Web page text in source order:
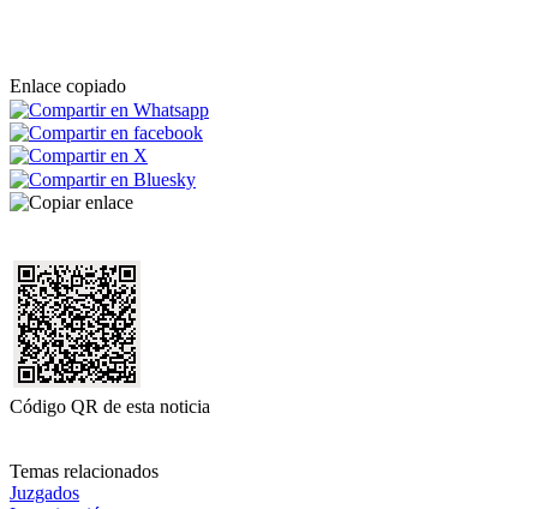
Enlace copiado
Código QR de esta noticia
Temas relacionados
Juzgados